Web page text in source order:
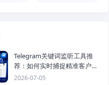
Telegram关键词监听工具推
荐：如何实时捕捉精准客户，
提高获客效率？
2026-07-05